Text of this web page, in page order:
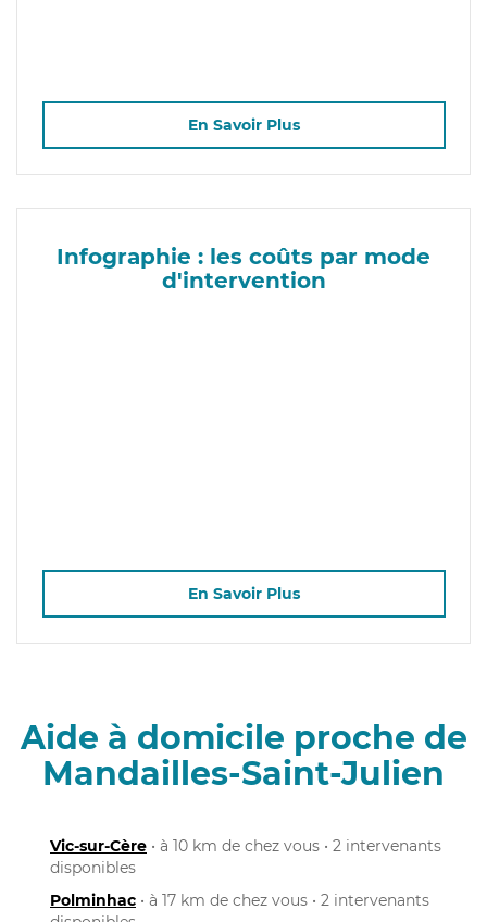
En Savoir Plus
Infographie : les coûts par mode
d'intervention
En Savoir Plus
Aide à domicile proche de
Mandailles-Saint-Julien
Vic-sur-Cère • à 10 km de chez vous • 2 intervenants
disponibles
Polminhac • à 17 km de chez vous • 2 intervenants